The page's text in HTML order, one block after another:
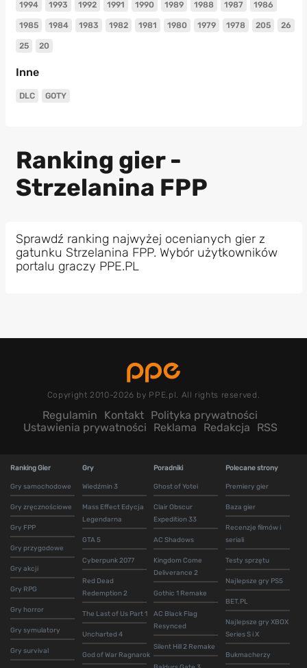
1994 1993 1992 1991 1990 1989 1988 1987 1986
1985 1984 1983 1982 1981 1980 1979 1978 205 26
25 20
Inne
DLC GOTY
Ranking gier -
Strzelanina FPP
Sprawdź ranking najwyżej ocenianych gier z
gatunku Strzelanina FPP. Wybór użytkowników
portalu graczy PPE.PL
Copyright 2010-2026 by PPE.pl. All rights reserved.
Regulamin Kontakt Polityka prywatności
Ustawienia prywatności
Reklama Redakcja RSS
Ranking Gier
Gry samochodowe
Gry zręcznościowe
Gry FPP
Gry przygodowe
Gry akcji
Gry RPG
Gry horror
Gry symulatory
Gry survival
Gry
Wiedźmin 3
Mass Effect Edycja
Legendarna
GTA 5
Cyberpunk 2077
Red Dead
Redemption 2
The Last of Us Part 1
Uncharted 4
God of War Ragnarok
Poradniki
Ghost of Yotei
Clair Obscur
Expedition 33
AC Shadows
Kingdom Come
Deliverance 2
Gothic 1 Remake
AC Black Flag
Resynced
Silent Hill 2 Remake
Polecane strony
Premiery gier
Baza gier
Recenzje filmów i
seriali
Testy sprzętu
Najlepsze gry PS5
BET.PL
Najlepsze gry XBOX
Series S i X
Bukmacherzy